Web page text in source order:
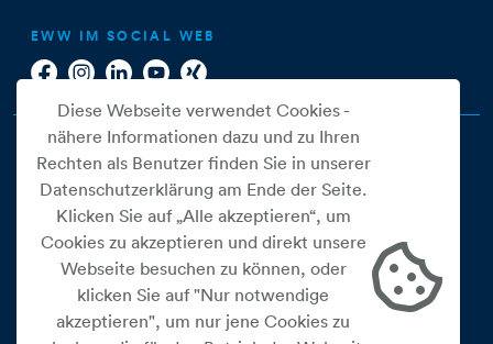
EWW IM SOCIAL WEB
Cookie Einstellungen
Datenschutz
Diese Webseite verwendet Cookies -
nähere Informationen dazu und zu Ihren
Rechten als Benutzer finden Sie in unserer
Datenschutzerklärung am Ende der Seite.
Klicken Sie auf „Alle akzeptieren“, um
Cookies zu akzeptieren und direkt unsere
Webseite besuchen zu können, oder
klicken Sie auf "Nur notwendige
akzeptieren", um nur jene Cookies zu